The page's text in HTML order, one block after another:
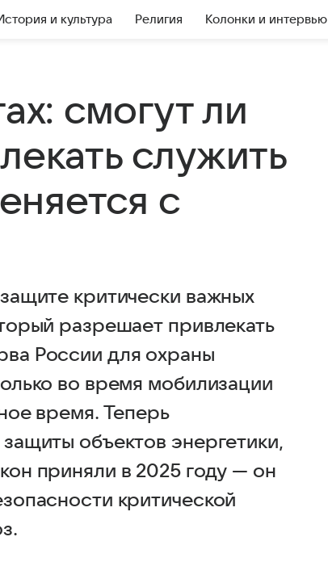
и культура Религия Колонки и интервью
смогут ли
служить
с
критически важных
разрешает привлекать
России для охраны
во время мобилизации
время. Теперь
объектов энергетики,
приняли в 2025 году — он
критической